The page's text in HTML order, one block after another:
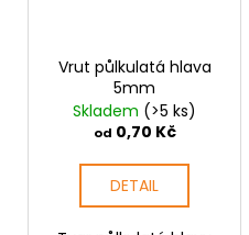
Vrut půlkulatá hlava
5mm
Skladem (>5 ks)
od 0,70 Kč
DETAIL